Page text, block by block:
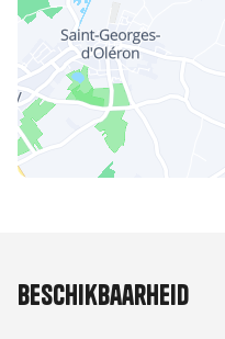
Beschikbaarheid